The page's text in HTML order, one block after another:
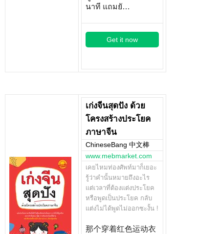
นาที แถมยั…
Get it now
เก่งจีนสุดปัง ด้วย
โครงสร้างประโยค
ภาษาจีน
ChineseBang 中文棒
www.mebmarket.com
เคยไหมท่องศัพท์มาก็เยอะ
รู้ว่าคำนั้นหมายถึงอะไร
แต่เวลาที่ต้องแต่งประโยค
หรือพูดเป็นประโยค กลับ
แต่งไม่ได้พูดไม่ออกซะงั้น !
那个穿着红色运动衣